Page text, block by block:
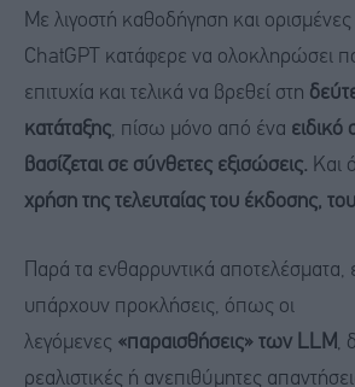
Με λιγοστή καθοδήγηση και
ChatGPT κατάφερε να ολοκληρώσει
επιτυχία και τελικά να βρεθεί στη
κατάταξης, πίσω μόνο από ένα
βασίζεται σε σύνθετες εξισώσεις. Και
χρήση της τελευταίας του έκδοσης,
Παρά τα ενθαρρυντικά
υπάρχουν προκλήσεις, όπως οι
λεγόμενες «παραισθήσεις» των LLM,
ρεαλιστικές ή ανεπιθύμητες